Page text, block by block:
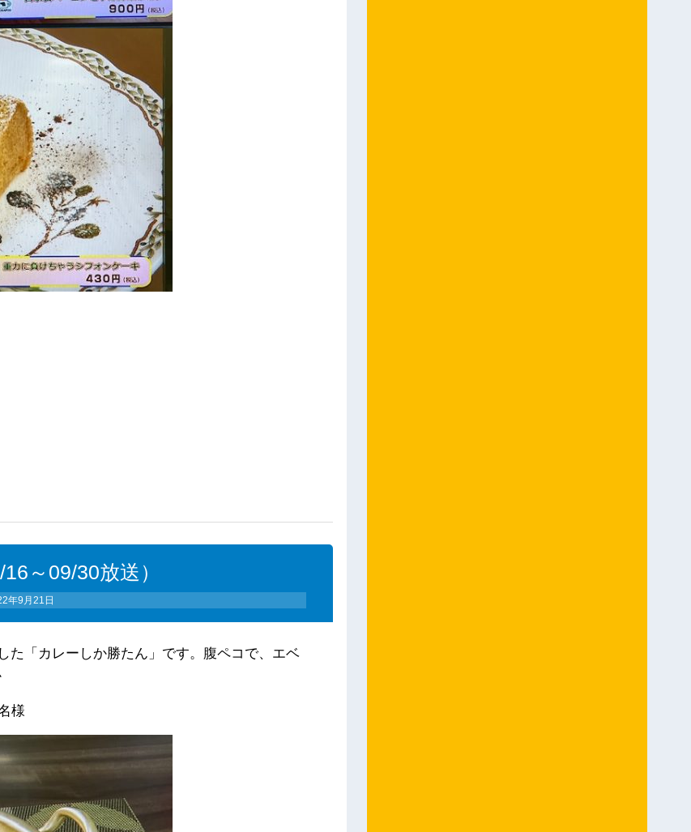
～09/30放送）
年9月21日
た「カレーしか勝たん」です。腹ペコで、エベ
様